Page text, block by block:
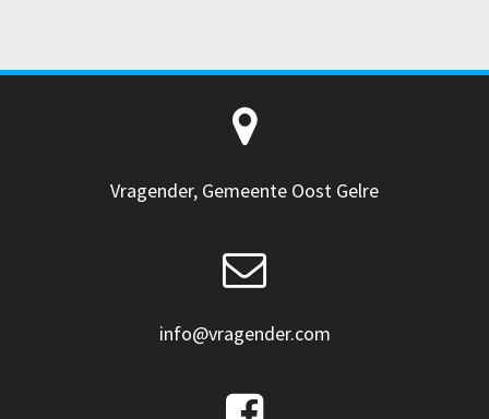
Vragender, Gemeente Oost Gelre
info@vragender.com